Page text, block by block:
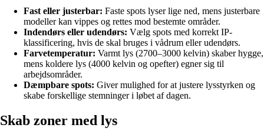
Fast eller justerbar: Faste spots lyser lige ned, mens justerbare
modeller kan vippes og rettes mod bestemte områder.
Indendørs eller udendørs: Vælg spots med korrekt IP-
klassificering, hvis de skal bruges i vådrum eller udendørs.
Farvetemperatur: Varmt lys (2700–3000 kelvin) skaber hygge,
mens koldere lys (4000 kelvin og opefter) egner sig til
arbejdsområder.
Dæmpbare spots: Giver mulighed for at justere lysstyrken og
skabe forskellige stemninger i løbet af dagen.
Skab zoner med lys